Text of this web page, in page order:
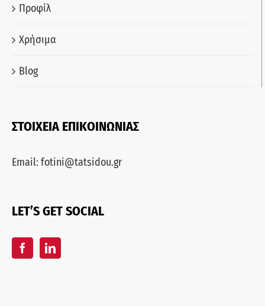
Προφίλ
Χρήσιμα
Blog
ΣΤΟΙΧΕΙΑ ΕΠΙΚΟΙΝΩΝΙΑΣ
Email: fotini@tatsidou.gr
LET’S GET SOCIAL